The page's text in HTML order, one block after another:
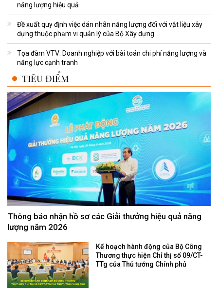
năng lượng hiệu quả
Đề xuất quy định việc dán nhãn năng lượng đối với vật liệu xây
dựng thuộc phạm vi quản lý của Bộ Xây dựng
Tọa đàm VTV: Doanh nghiệp với bài toán chi phí năng lượng và
năng lực cạnh tranh
TIÊU ĐIỂM
Thông báo nhận hồ sơ các Giải thưởng hiệu quả năng
lượng năm 2026
Kế hoạch hành động của Bộ Công
Thương thực hiện Chỉ thị số 09/CT-
TTg của Thủ tướng Chính phủ